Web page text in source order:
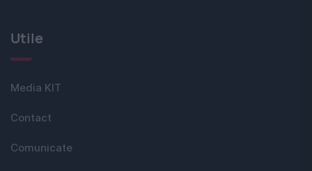
Utile
Media KIT
Contact
Comunicate